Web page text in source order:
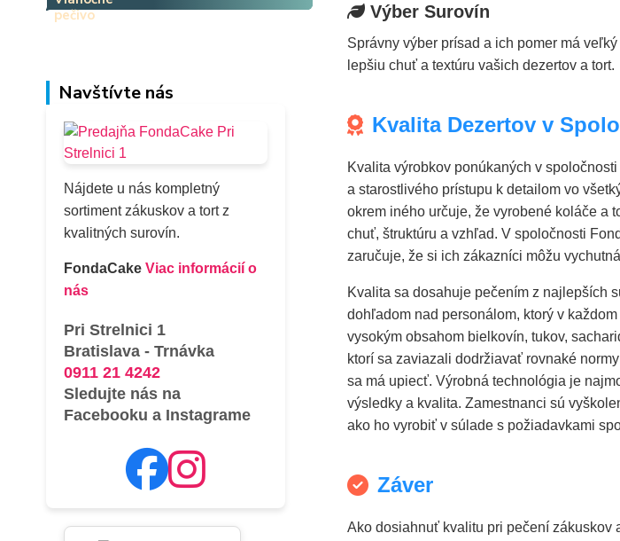
Navštívte nás
Nájdete u nás kompletný
sortiment zákuskov a tort z
kvalitných surovín.
FondaCake Viac informácií o
nás
Pri Strelnici 1
Bratislava - Trnávka
0911 21 4242
Sledujte nás na
Facebooku a Instagrame
Výber Surovín
Správny výber prísad a ich pomer má
lepšiu chuť a textúru vašich dezertov a tort.
Kvalita Dezertov v
Kvalita výrobkov ponúkaných v
a starostlivého prístupu k detailom vo
okrem iného určuje, že vyrobené koláče a
chuť, štruktúru a vzhľad. V spoločnosti
zaručuje, že si ich zákazníci môžu
Kvalita sa dosahuje pečením z najlepších
dohľadom nad personálom, ktorý v
vysokým obsahom bielkovín, tukov,
ktorí sa zaviazali dodržiavať rovnaké
sa má upiecť. Výrobná technológia je
výsledky a kvalita. Zamestnanci sú
ako ho vyrobiť v súlade s požiadavkami
Záver
Ako dosiahnuť kvalitu pri pečení zákuskov